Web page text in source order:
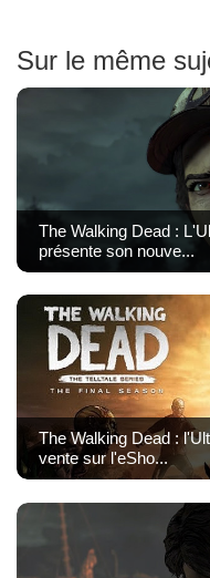
Sur le même
The Walking Dead :
présente son nouve...
The Walking Dead :
vente sur l'eSho...